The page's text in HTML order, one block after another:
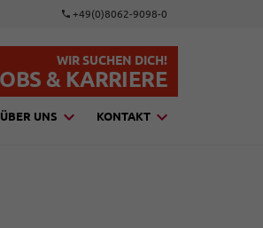
+49(0)8062-9098-0
WIR SUCHEN DICH!
& KARRIERE
ÜBER UNS KONTAKT